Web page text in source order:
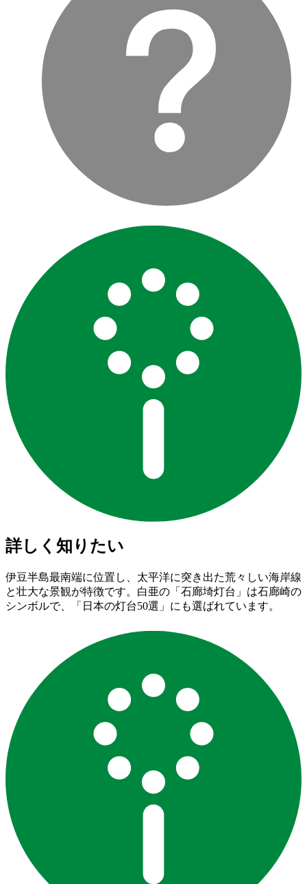
詳しく知りたい
伊豆半島最南端に位置し、太平洋に突き出た荒々しい海岸線
と壮大な景観が特徴です。白亜の「石廊埼灯台」は石廊崎の
シンボルで、「日本の灯台50選」にも選ばれています。